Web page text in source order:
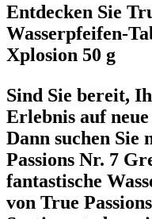
Entdecken Sie
Wasserpfeifen-
Xplosion 50 g
Sind Sie bereit,
Erlebnis auf
Dann suchen Sie
Passions Nr. 7
fantastische
von True